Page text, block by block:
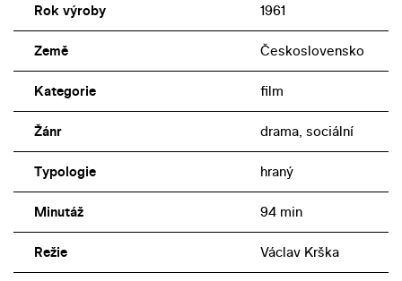
Rok výroby 1961
Země Československo
Kategorie film
Žánr drama, sociální
Typologie hraný
Minutáž 94 min
Režie Václav Krška